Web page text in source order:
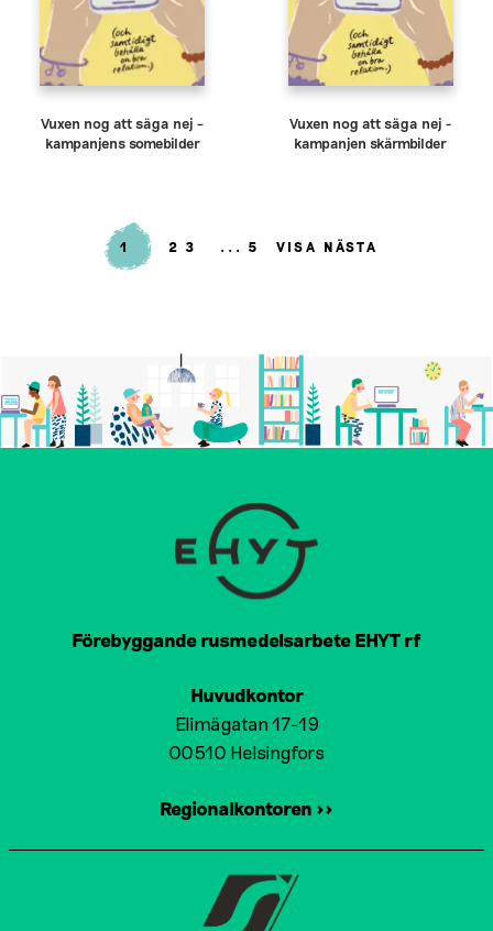
Vuxen nog att säga nej –
kampanjens somebilder
Vuxen nog att säga nej -
kampanjen skärmbilder
1 2 3 5 VISA NÄSTA
Förebyggande rusmedelsarbete EHYT rf
Huvudkontor
Elimägatan 17-19
00510 Helsingfors
Regionalkontoren >>